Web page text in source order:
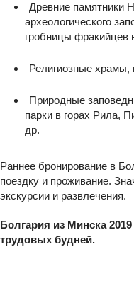
Древние памятники
археологического
гробницы фракийцев
Религиозные храмы,
Природные
парки в горах Рила,
др.
Раннее бронирование в
поездку и проживание.
экскурсии и развлечения.
Болгария из Минска
трудовых будней.